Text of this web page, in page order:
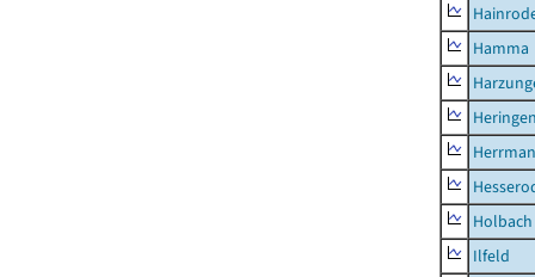
Hamma
Holbach
Ilfeld